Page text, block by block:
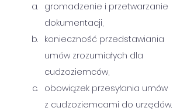
gromadzenie i przetwarzanie
dokumentacji,
konieczność przedstawiania
umów zrozumiałych dla
cudzoziemców,
obowiązek przesyłania umów
z cudzoziemcami do urzędów.